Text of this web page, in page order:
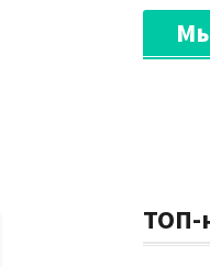
ТОП-